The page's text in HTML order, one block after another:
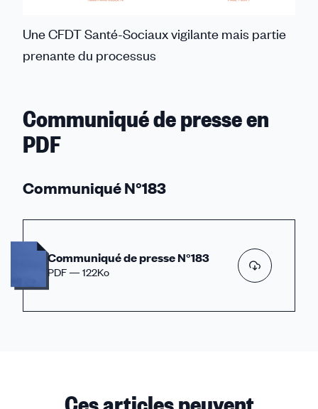
Communiqué
de
la
réforme
13
d'État
du
travail
social.
Une CFDT Santé-Sociaux vigilante mais partie
prenante du processus
Communiqué de presse en
PDF
Communiqué N°183
Communiqué de presse N°183
PDF — 122Ko